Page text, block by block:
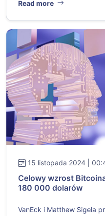
Read more
15 listopada 2024 |
Celowy wzrost
180 000 dolarów
VanEck i Matthew Sigela